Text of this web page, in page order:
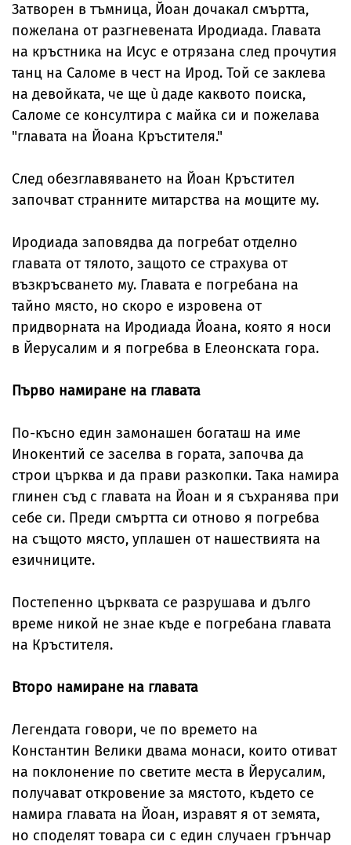
Затворен в тъмница, Йоан дочакал смъртта,
пожелана от разгневената Иродиада. Главата
на кръстника на Исус е отрязана след прочутия
танц на Саломе в чест на Ирод. Той се заклева
на девойката, че ще ù даде каквото поиска,
Саломе се консултира с майка си и пожелава
"главата на Йоана Кръстителя."
След обезглавяването на Йоан Кръстител
започват странните митарства на мощите му.
Иродиада заповядва да погребат отделно
главата от тялото, защото се страхува от
възкръсването му. Главата е погребана на
тайно място, но скоро е изровена от
придворната на Иродиада Йоана, която я носи
в Йерусалим и я погребва в Елеонската гора.
Първо намиране на главата
По-късно един замонашен богаташ на име
Инокентий се заселва в гората, започва да
строи църква и да прави разкопки. Така намира
глинен съд с главата на Йоан и я съхранява при
себе си. Преди смъртта си отново я погребва
на същото място, уплашен от нашествията на
езичниците.
Постепенно църквата се разрушава и дълго
време никой не знае къде е погребана главата
на Кръстителя.
Второ намиране на главата
Легендата говори, че по времето на
Константин Велики двама монаси, които отиват
на поклонение по светите места в Йерусалим,
получават откровение за мястото, където се
намира главата на Йоан, изравят я от земята,
но споделят товара си с един случаен грънчар